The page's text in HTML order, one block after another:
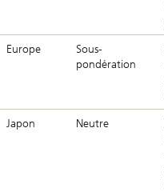
Europe
Sous-
pondération
Japon Neutre